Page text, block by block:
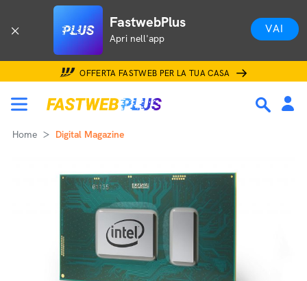
FastwebPlus
Apri nell'app
VAI
OFFERTA FASTWEB PER LA TUA CASA
Home Digital Magazine